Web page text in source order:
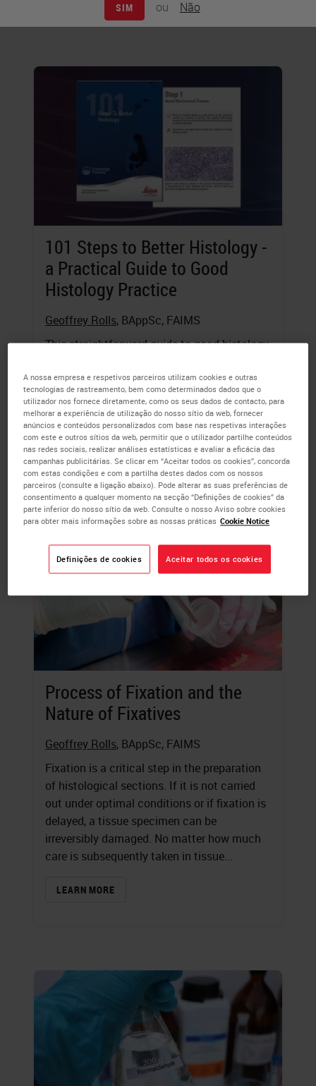
SIM ou Não
101 Steps to Better Histology -
a Practical Guide to Good
Histology Practice
Geoffrey Rolls, BAppSc, FAIMS
This straightforward guide to good histology
practice techniques and simple ways to
avoid common errors.
LEARN MORE
Process of Fixation and the
Nature of Fixatives
Geoffrey Rolls, BAppSc, FAIMS
Fixation is a critical step in the preparation
of histological sections. If it is not carried
out under optimal conditions or if fixation is
delayed, a tissue specimen can be
irreversibly damaged. No matter how much
care is subsequently taken in tissue...
LEARN MORE
A nossa empresa e respetivos parceiros utilizam cookies e outras
tecnologias de rastreamento, bem como determinados dados que o
utilizador nos fornece diretamente, como os seus dados de contacto, para
melhorar a experiência de utilização do nosso sítio da web, fornecer
anúncios e conteúdos personalizados com base nas respetivas interações
com este e outros sítios da web, permitir que o utilizador partilhe conteúdos
nas redes sociais, realizar análises estatísticas e avaliar a eficácia das
campanhas publicitárias. Se clicar em “Aceitar todos os cookies”, concorda
com estas condições e com a partilha destes dados com os nossos
parceiros (consulte a ligação abaixo). Pode alterar as suas preferências de
consentimento a qualquer momento na secção “Definições de cookies” da
parte inferior do nosso sítio da web. Consulte o nosso Aviso sobre cookies
para obter mais informações sobre as nossas práticas Cookie Notice
Definições de cookies Aceitar todos os cookies